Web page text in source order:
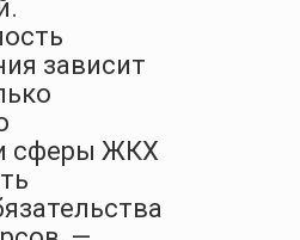
зависит
сферы ЖКХ